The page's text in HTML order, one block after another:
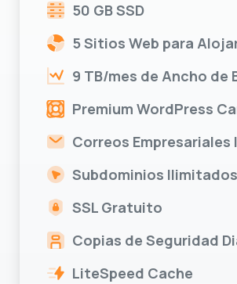
50 GB SSD
5 Sitios Web para
9 TB/mes de Ancho de
Premium WordPress
Correos
Subdominios Ilimitados
SSL Gratuito
Copias de Seguridad
LiteSpeed Cache